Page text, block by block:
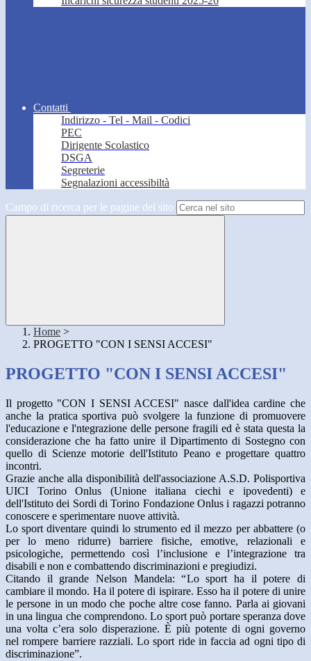
Contatti
Indirizzo - Tel - Mail - Codici
PEC
Dirigente Scolastico
DSGA
Segreterie
Segnalazioni accessibiltà
Campo di ricerca per le pagine del sito
Home >
PROGETTO "CON I SENSI ACCESI"
PROGETTO "CON I SENSI ACCESI"
Il progetto "CON I SENSI ACCESI" nasce dall'idea cardine che
anche la pratica sportiva può svolgere la funzione di promuovere
l'educazione e l'ntegrazione delle persone fragili ed è stata questa la
considerazione che ha fatto unire il Dipartimento di Sostegno con
quello di Scienze motorie dell'Istituto Peano e progettare quattro
incontri.
Grazie anche alla disponibilità dell'associazione A.S.D. Polisportiva
UICI Torino Onlus (Unione italiana ciechi e ipovedenti) e
dell'Istituto dei Sordi di Torino Fondazione Onlus i ragazzi potranno
conoscere e sperimentare nuove attività.
Lo sport diventare quindi lo strumento ed il mezzo per abbattere (o
per lo meno ridurre) barriere fisiche, emotive, relazionali e
psicologiche, permettendo così l’inclusione e l’integrazione tra
disabili e non e combattendo discriminazioni e pregiudizi.
Citando il grande Nelson Mandela: “Lo sport ha il potere di
cambiare il mondo. Ha il potere di ispirare. Esso ha il potere di unire
le persone in un modo che poche altre cose fanno. Parla ai giovani
in una lingua che comprendono. Lo sport può portare speranza dove
una volta c’era solo disperazione. È più potente di ogni governo
nel rompere barriere razziali. Lo sport ride in faccia ad ogni tipo di
discriminazione”.